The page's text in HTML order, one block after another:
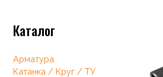
Каталог
Арматура
Катанка / Круг / ТУ